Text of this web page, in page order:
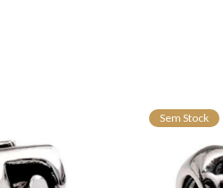
Sem Stock